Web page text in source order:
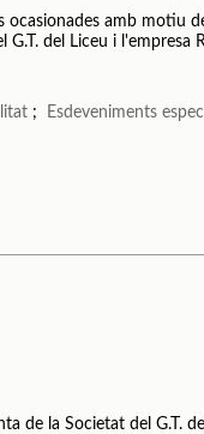
amb motiu
del Liceu i l'empresa
;
Esdeveniments
de la Societat del G.T.